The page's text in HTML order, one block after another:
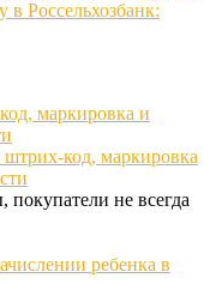
в Россельхозбанк:
код, маркировка
не всегда
ребенка в